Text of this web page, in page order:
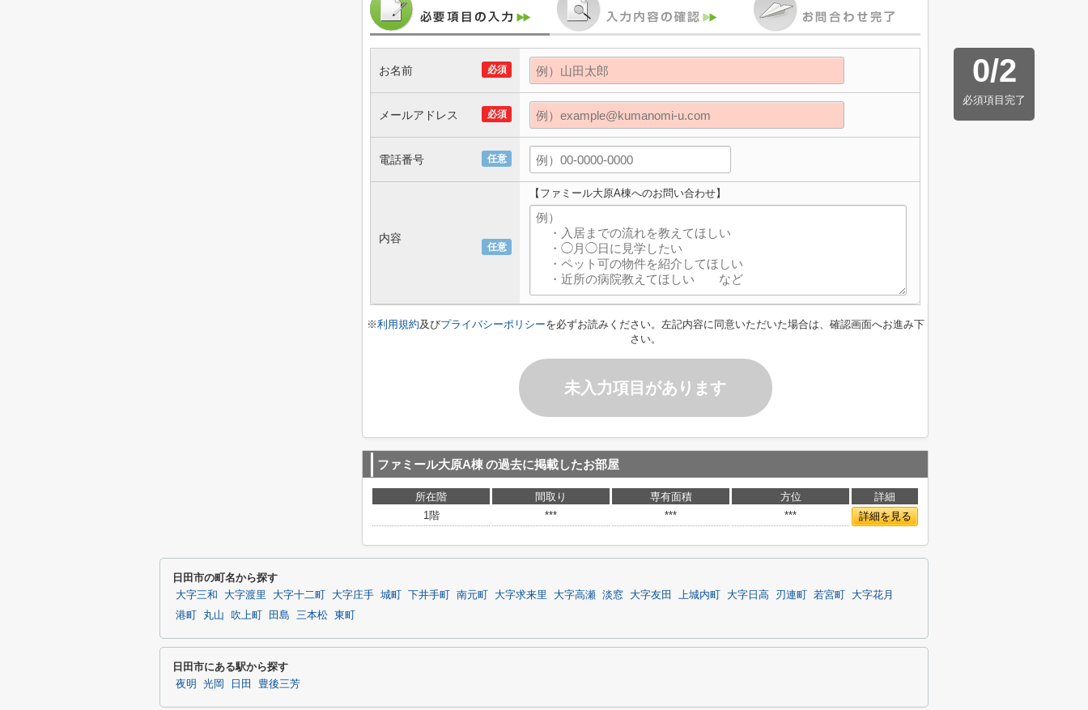
0/2
必須項目完了
必須
お名前
必須
メールアドレス
任意
電話番号
任意
内容
【ファミール大原A棟へのお問い合わせ】
※利用規約及びプライバシーポリシーを必ずお読みください。左記内容に同意いただいた場合は、確認画面へお進み下
さい。
未入力項目があります
ファミール大原A棟の過去に掲載したお部屋
所在階 間取り 専有面積 方位
詳細
1階
*** *** *** 詳細を見る
日田市の町名から探す
大字三和 大字渡里 大字十二町 大字庄手 城町 下井手町 南元町 大字求来里 大字高瀬 淡窓 大字友田 上城内町 大字日高 刃連町 若宮町
大字花月
港町
丸山 吹上町 田島 三本松 東町
日田市にある駅から探す
夜明 光岡 日田 豊後三芳